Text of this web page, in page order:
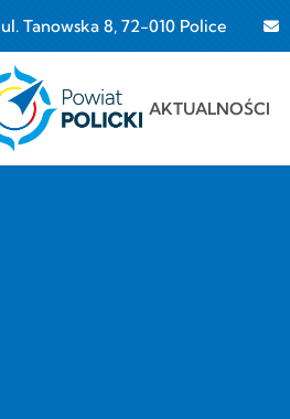
ul. Tanowska 8, 72-010 Police
AKTUALNOŚCI